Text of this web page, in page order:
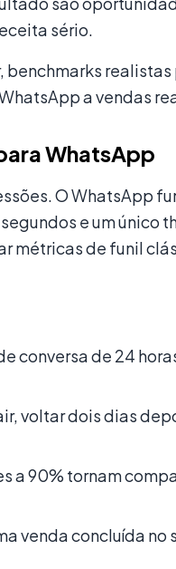
sério.
realistas
a vendas
WhatsApp
O WhatsApp
e um único
métricas de funil
conversa de 24
voltar dois dias
a 90% tornam
venda concluída no